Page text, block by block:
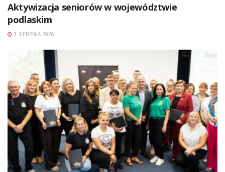
Aktywizacja seniorów w województwie
podlaskim
3 SIERPNIA 2026